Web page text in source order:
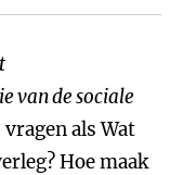
van de sociale
als Wat
Hoe maak